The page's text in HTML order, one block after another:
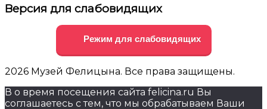
Версия для слабовидящих
Режим для слабовидящих
2026 Музей Фелицына. Все права защищены.
В о время посещения сайта felicina.ru Вы
соглашаетесь с тем, что мы обрабатываем Ваши